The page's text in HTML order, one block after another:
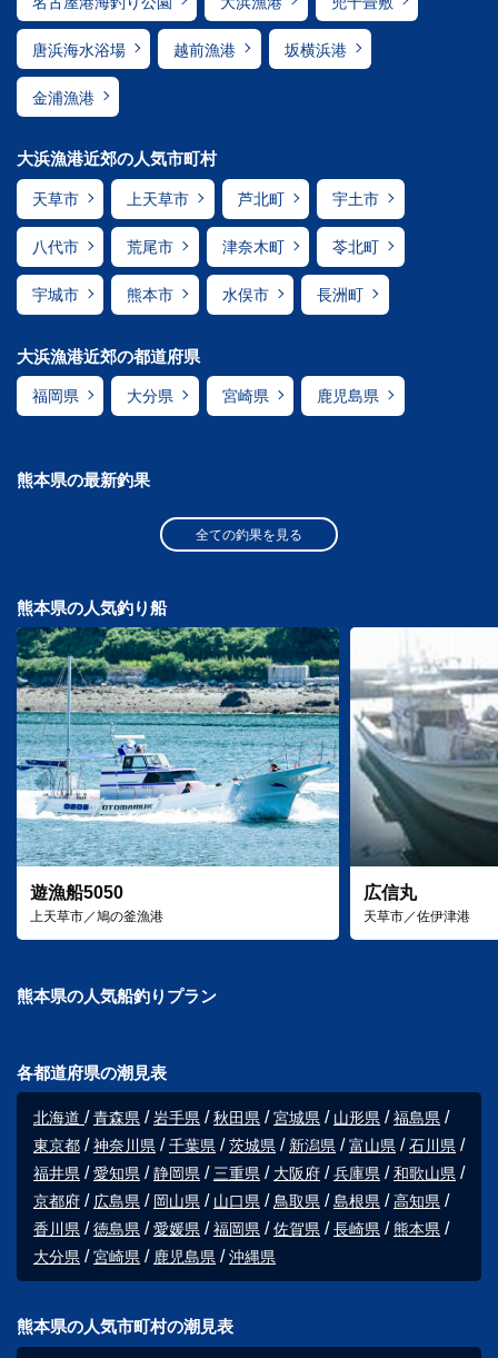
唐浜海水浴場 越前漁港 坂横浜港
金浦漁港
大浜漁港近郊の人気市町村
天草市 上天草市 芦北町 宇土市
八代市 荒尾市 津奈木町 苓北町
宇城市 熊本市 水俣市 長洲町
大浜漁港近郊の都道府県
福岡県 大分県 宮崎県 鹿児島県
熊本県の最新釣果
全ての釣果を見る
熊本県の人気釣り船
遊漁船5050
上天草市／鳩の釜漁港
広信丸
天草市／佐伊津港
熊本県の人気船釣りプラン
各都道府県の潮見表
北海道 青森県 岩手県 秋田県 宮城県 山形県
福島県
東京都
神奈川県 千葉県 茨城県 新潟県 富山県
石川県
福井県
愛知県 静岡県 三重県 大阪府 兵庫県
和歌山県
京都府
広島県 岡山県 山口県 鳥取県 島根県
高知県
香川県
徳島県 愛媛県 福岡県 佐賀県 長崎県
熊本県
大分県
宮崎県 鹿児島県 沖縄県
熊本県の人気市町村の潮見表